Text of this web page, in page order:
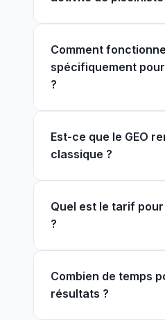
Comment
spécifiquement
?
Est-ce que le GEO
classique ?
Quel est le tarif
?
Combien de temps
résultats ?